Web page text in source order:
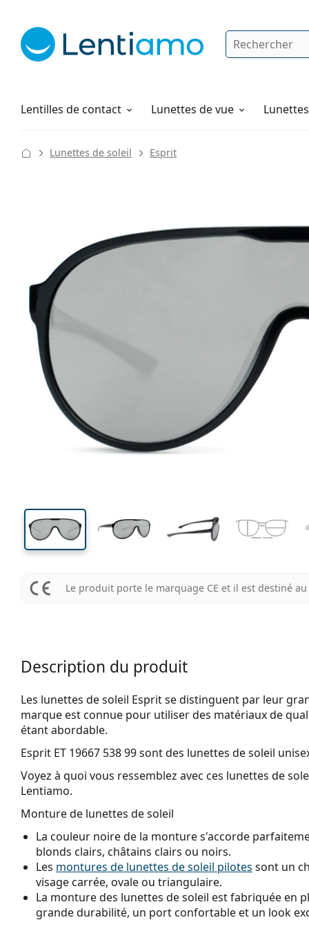
Rechercher
Lentilles de contact
Produits d'entretien Lunettes de vue
Comment commander
Lunettes de soleil Esprit
Hauteur des verres
99 mm
Largeur des verres
Largeur
des verres
Le produit porte le marquage CE et il est destiné
Description du produit
Les lunettes de soleil Esprit se distinguent par leur
marque est connue pour utiliser des matériaux de
étant abordable.
Esprit ET 19667 538 99sont des lunettes de soleil
Voyez à quoi vous ressemblez avec ces lunettes de
Lentiamo.
Monture de lunettes de soleil
La couleur noire de la monture s'accorde
blonds clairs, châtains clairs ou noirs.
Les montures de lunettes de soleil pilotes sont un
visage carrée, ovale ou triangulaire.
La monture des lunettes de soleil est fabriquée en
grande durabilité, un port confortable et un look